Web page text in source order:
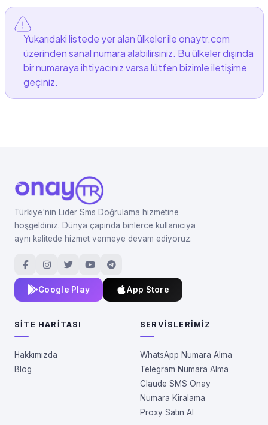
Yukarıdaki listede yer alan ülkeler ile onaytr.com
üzerinden sanal numara alabilirsiniz. Bu ülkeler dışında
bir numaraya ihtiyacınız varsa lütfen bizimle iletişime
geçiniz.
Türkiye'nin Lider Sms Doğrulama hizmetine
hoşgeldiniz. Dünya çapında binlerce kullanıcıya
aynı kalitede hizmet vermeye devam ediyoruz.
Google Play App Store
SITE HARITASI
Hakkımızda
Blog
SERVISLERIMIZ
WhatsApp Numara Alma
Telegram Numara Alma
Claude SMS Onay
Numara Kiralama
Proxy Satın Al